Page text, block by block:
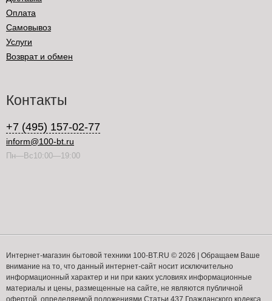
Оплата
Самовывоз
Услуги
Возврат и обмен
Контакты
+7 (495) 157-02-77
inform@100-bt.ru
Пн—Вс10:00—19:00
Интернет-магазин бытовой техники 100-BT.RU © 2026 | Обращаем Ваше
внимание на то, что данный интернет-сайт носит исключительно
информационный характер и ни при каких условиях информационные
материалы и цены, размещенные на сайте, не являются публичной